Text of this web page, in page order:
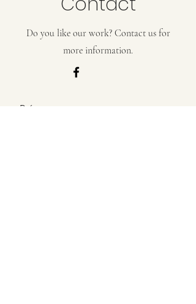
Do you like our work? Contact us for
more information.
Prénom